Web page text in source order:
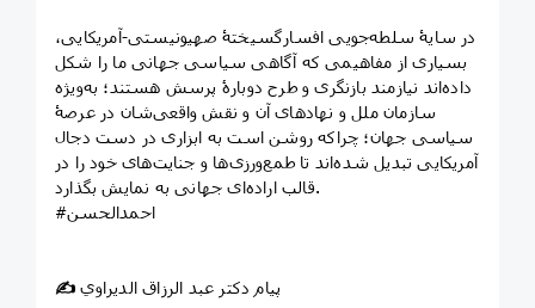
در سایۀ سلطه‌جویی افسارگسیختۀ صهیونیستی-آمریکایی،
بسیاری از مفاهیمی که آگاهی سیاسی جهانی ما را شکل
داده‌اند نیازمند بازنگری و طرح دوبارۀ پرسش هستند؛ به‌ویژه
سازمان ملل و نهادهای آن و نقش واقعی‌شان در عرصۀ
سیاسی جهان؛ چراکه روشن است به ابزاری در دست دجال
آمریکایی تبدیل شده‌اند تا طمع‌ورزی‌ها و جنایت‌های خود را در
قالب اراده‌ای جهانی به نمایش بگذارد.
#احمدالحسن
✍️ پیام دکتر عبد الرزاق الدیراوي